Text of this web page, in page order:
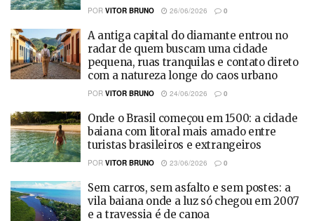
POR VITOR BRUNO 26/06/2026 0
A antiga capital do diamante entrou no
radar de quem buscam uma cidade
pequena, ruas tranquilas e contato direto
com a natureza longe do caos urbano
POR VITOR BRUNO 24/06/2026 0
Onde o Brasil começou em 1500: a cidade
baiana com litoral mais amado entre
turistas brasileiros e extrangeiros
POR VITOR BRUNO 23/06/2026 0
Sem carros, sem asfalto e sem postes: a
vila baiana onde a luz só chegou em 2007
e a travessia é de canoa